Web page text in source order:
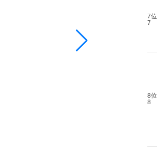
7位
7
8位
8